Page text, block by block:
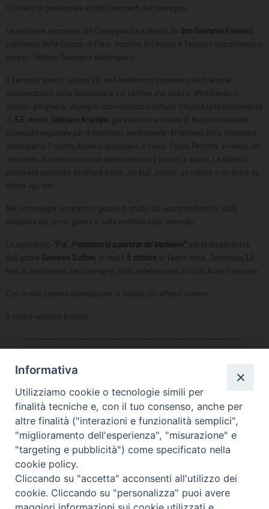
Vi chiedo di partecipare a tutti i momenti del convegno.
La relazione principale del Convegno sarà tenuta da don Giovanni Frausini
presbitero della Diocesi di Fano, docente di Liturgia e Teologia sacramentaria
presso l’Istituto Teologico Marchigiano.
Il secondo giorno, sabato 20, nell’Auditorium diocesano darò alcune
comunicazioni sulla Sinodalità e sui cantieri che stiamo affrontando in
diocesi: preghiera, impegno socio-politico e cultura. Seguirà la testimonianza
di S.E. mons. Gennaro Acampa , già vescovo ausiliare di Napoli ed attuale
incaricato regionale per il diaconato permanente. Al termine della mattinata
intitoleremo il nostro Archivio diocesano a mons. Ciccio Perrotta. Vivremo un
momento di condivisione nel seminario con il pranzo a sacco. La diocesi
preparerà qualcosa da offrire a tutti, chi può, prepari un rustico o un dolce da
offrire agli altri.
Nel pomeriggio ci saranno i gruppi di studio ed approfondimento sulla
relazione del primo giorno e sulla mattinata del secondo.
Lo spettacolo “Fra’, Francesco la superstar del Medioevo”, per la disponibilità
dell’attore Giovanni Scifoni , si farà il 5 ottobre al Teatro Italia. Domenica 12
farò le conclusioni del Convegno, nella celebrazione di Inizio Anno Pastorale.
Con la mia paterna benedizione, vi saluto con affetto sincero.
Il vostro vescovo Antonio
139_Convegno2025
Locandina alta risoluzione
Preghiera Convegno diocesano 2025
SCHEMA_RELAZIONE
Frausini_DIOCESI_DI_ACERRA_19_SETTEMBRE_2025[1]
Riflessione nei gruppi
Informativa
Utilizziamo cookie o tecnologie simili per
finalità tecniche e, con il tuo consenso, anche per
altre finalità ("interazioni e funzionalità semplici",
"miglioramento dell'esperienza", "misurazione" e
"targeting e pubblicità") come specificato nella
cookie policy.
Cliccando su "accetta" acconsenti all'utilizzo dei
cookie. Cliccando su "personalizza" puoi avere